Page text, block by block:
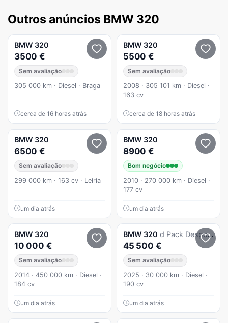
Outros anúncios BMW 320
BMW 320
3500 €
Sem avaliação
305 000 km · Diesel · Braga
cerca de 16 horas atrás
BMW 320
5500 €
Sem avaliação
2008 · 305 101 km · Diesel ·
163 cv
cerca de 18 horas atrás
BMW 320
6500 €
Sem avaliação
299 000 km · 163 cv · Leiria
um dia atrás
BMW 320
8900 €
Bom negócio
2010 · 270 000 km · Diesel ·
177 cv
um dia atrás
BMW 320
10 000 €
Sem avaliação
2014 · 450 000 km · Diesel ·
184 cv
um dia atrás
BMW 320 d Pack Desportivo M Auto
45 500 €
Sem avaliação
2025 · 30 000 km · Diesel ·
190 cv
um dia atrás